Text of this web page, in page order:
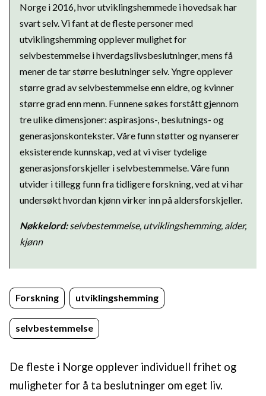
Norge i 2016, hvor utviklingshemmede i hovedsak har
svart selv. Vi fant at de fleste personer med
utviklingshemming opplever mulighet for
selvbestemmelse i hverdagslivsbeslutninger, mens få
mener de tar større beslutninger selv. Yngre opplever
større grad av selvbestemmelse enn eldre, og kvinner
større grad enn menn. Funnene søkes forstått gjennom
tre ulike dimensjoner: aspirasjons-, beslutnings- og
generasjonskontekster. Våre funn støtter og nyanserer
eksisterende kunnskap, ved at vi viser tydelige
generasjonsforskjeller i selvbestemmelse. Våre funn
utvider i tillegg funn fra tidligere forskning, ved at vi har
undersøkt hvordan kjønn virker inn på aldersforskjeller.
Nøkkelord:selvbestemmelse, utviklingshemming, alder,
kjønn
Forskning utviklingshemming
selvbestemmelse
De fleste i Norge opplever individuell frihet og
muligheter for å ta beslutninger om eget liv.